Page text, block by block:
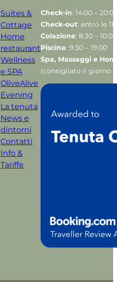
Suites &
Cottage
Home
restaurant
Wellness
e SPA
OliveAlive
Evening
La tenuta
News e
dintorni
Contatti
Info &
Tariffe
Check-in: 14:00 –
Check-out: entro le
Colazione: 8:30 – 10:00
Piscina: 9:30 – 19:00
Spa, Massaggi e
(consigliato il giorno